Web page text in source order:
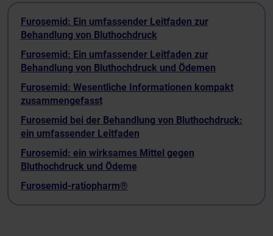
Furosemid: Ein umfassender Leitfaden zur
Behandlung von Bluthochdruck
Furosemid: Ein umfassender Leitfaden zur
Behandlung von Bluthochdruck und Ödemen
Furosemid: Wesentliche Informationen kompakt
zusammengefasst
Furosemid bei der Behandlung von Bluthochdruck:
ein umfassender Leitfaden
Furosemid: ein wirksames Mittel gegen
Bluthochdruck und Ödeme
Furosemid-ratiopharm®